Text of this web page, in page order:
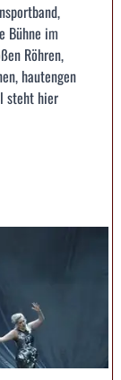
Bühne im
Röhren,
hautengen
steht hier